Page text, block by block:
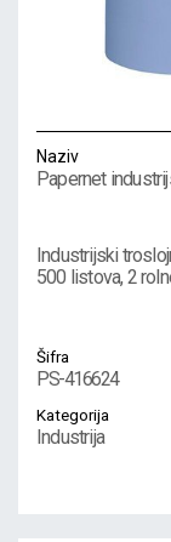
Naziv
Papernet
Industrijski
500 listova, 2
Šifra
PS-416624
Kategorija
Industrija